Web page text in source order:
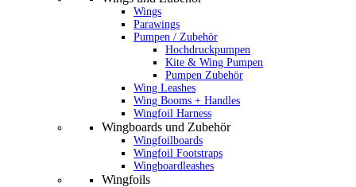
Wings
Parawings
Pumpen / Zubehör
Hochdruckpumpen
Kite & Wing Pumpen
Pumpen Zubehör
Wing Leashes
Wing Booms + Handles
Wingfoil Harness
Wingboards und Zubehör
Wingfoilboards
Wingfoil Footstraps
Wingboardleashes
Wingfoils